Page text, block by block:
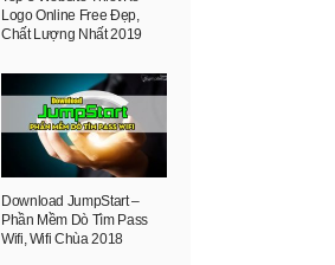
Logo Online Free Đẹp,
Chất Lượng Nhất 2019
Download JumpStart –
Phần Mềm Dò Tìm Pass
Wifi, Wifi Chùa 2018